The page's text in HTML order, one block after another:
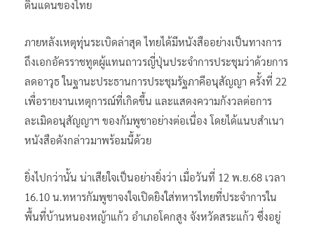
ดินแดนของไทย
ภายหลังเหตุทุ่นระเบิดล่าสุด ไทยได้มีหนังสืออย่างเป็นทางการ
ถึงเอกอัครราชทูตผู้แทนถาวรญี่ปุ่นประจำการประชุมว่าด้วยการ
ลดอาวุธ ในฐานะประธานการประชุมรัฐภาคีอนุสัญญา ครั้งที่ 22
เพื่อรายงานเหตุการณ์ที่เกิดขึ้น และแสดงความกังวลต่อการ
ละเมิดอนุสัญญาฯ ของกัมพูชาอย่างต่อเนื่อง โดยได้แนบสำเนา
หนังสือดังกล่าวมาพร้อมนี้ด้วย
ยิ่งไปกว่านั้น น่าเสียใจเป็นอย่างยิ่งว่า เมื่อวันที่ 12 พ.ย.68 เวลา
16.10 น.ทหารกัมพูชาจงใจเปิดยิงใส่ทหารไทยที่ประจำการใน
พื้นที่บ้านหนองหญ้าแก้ว อำเภอโคกสูง จังหวัดสระแก้ว ซึ่งอยู่